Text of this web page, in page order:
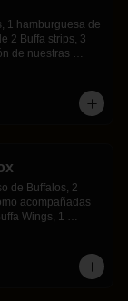
1 hamburguesa de
2 Buffa strips, 3
de nuestras
de Buffalos, 2
acompañadas
Wings, 1